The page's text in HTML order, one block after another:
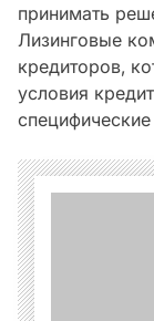
принимать
Лизинговые
кредиторов‚
условия